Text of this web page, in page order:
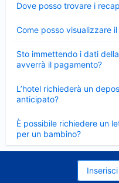
Dove posso trovare i
chiuso
Come posso visualizzare
chiuso
Sto immettendo i dati
avverrà il pagamento?
chiuso
L’hotel richiederà un
anticipato?
chiuso
È possibile richiedere un
per un bambino?
Elemento
chiuso